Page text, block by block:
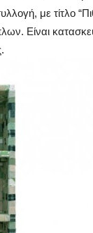
με τίτλο
Είναι